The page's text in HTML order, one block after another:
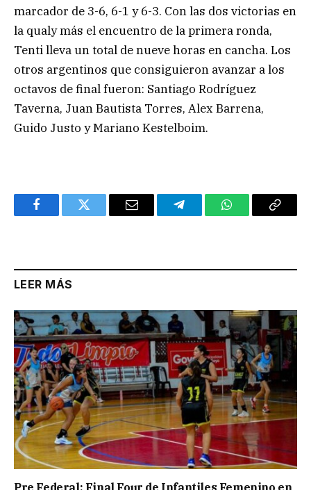
marcador de 3-6, 6-1 y 6-3. Con las dos victorias en
la qualy más el encuentro de la primera ronda,
Tenti lleva un total de nueve horas en cancha. Los
otros argentinos que consiguieron avanzar a los
octavos de final fueron: Santiago Rodríguez
Taverna, Juan Bautista Torres, Alex Barrena,
Guido Justo y Mariano Kestelboim.
FacebookTwitter Email TelegramWhatsAppCopy
LEER MÁS